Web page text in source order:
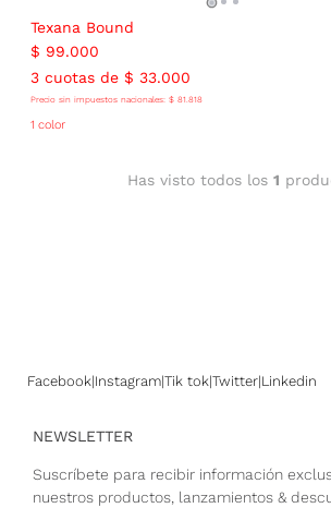
Texana Bound
$ 99.000
3cuotas de $ 33.000
Precio sin impuestos nacionales: $ 81 818
1 color
Has visto todos los 1
Facebook Instagram Tik tok Twitter Linkedin
NEWSLETTER
Suscríbete para recibir información
nuestros productos, lanzamientos &